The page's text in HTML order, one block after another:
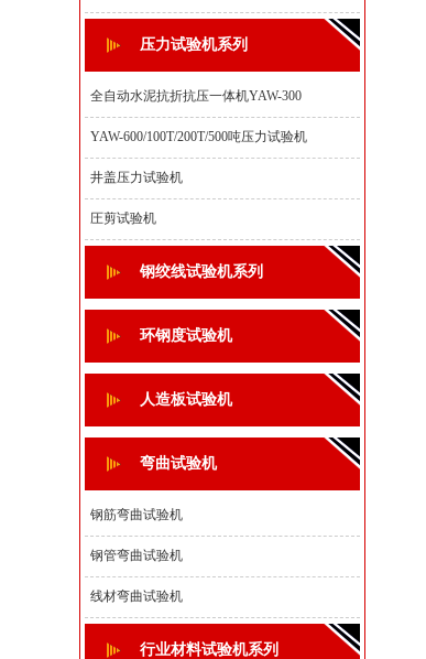
压力试验机系列
全自动水泥抗折抗压一体机YAW-300
YAW-600/100T/200T/500吨压力试验机
井盖压力试验机
圧剪试验机
钢绞线试验机系列
环钢度试验机
人造板试验机
弯曲试验机
钢筋弯曲试验机
钢管弯曲试验机
线材弯曲试验机
行业材料试验机系列